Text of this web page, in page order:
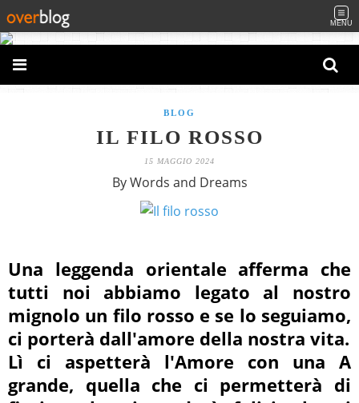
MENU
BLOG
IL FILO ROSSO
15 MAGGIO 2024
By Words and Dreams
Una leggenda orientale afferma che
tutti noi abbiamo legato al nostro
mignolo un filo rosso e se lo seguiamo,
ci porterà dall'amore della nostra vita.
Lì ci aspetterà l'Amore con una A
grande, quella che ci permetterà di